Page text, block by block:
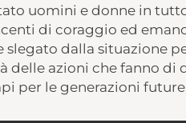
uomini e donne in
di coraggio ed
dalla situazione
delle azioni che fanno di
per le generazioni